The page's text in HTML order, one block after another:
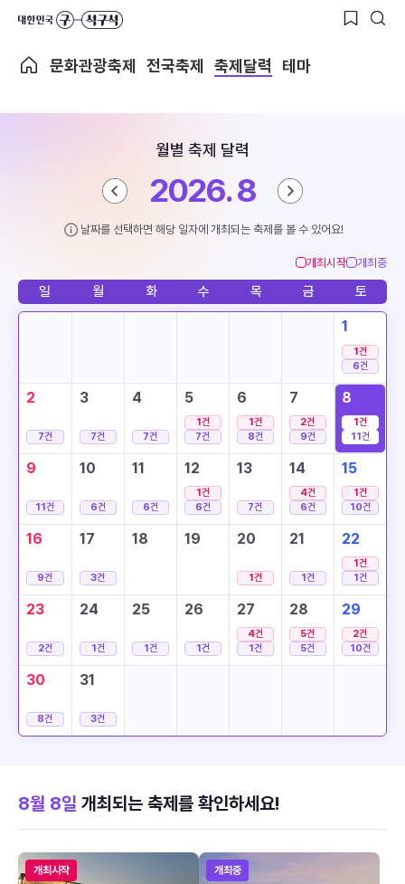
문화관광축제 전국축제 축제달력 테마
월별 축제 달력
2026. 8
날짜를 선택하면 해당 일자에 개최되는 축제를 볼 수 있어요!
개최시작 개최중
일 월 화 수 목 금 토
1
1건
6건
2
7건
3
7건
4
7건
5
1건
7건
6
1건
8건
7
2건
9건
8
1건
11건
9
11건
10
6건
11
6건
12
1건
6건
13
7건
14
4건
6건
15
1건
10건
16
9건
17
3건
18 19 20
1건
21
1건
22
1건
1건
23
2건
24
1건
25
1건
26
1건
27
4건
1건
28
5건
5건
29
2건
10건
30
8건
31
3건
8월 8일 개최되는 축제를 확인하세요!
개최시작 개최중